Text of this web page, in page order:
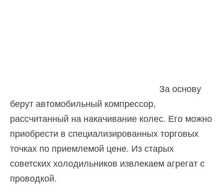
За основу
берут автомобильный компрессор,
рассчитанный на накачивание колес. Его можно
приобрести в специализированных торговых
точках по приемлемой цене. Из старых
советских холодильников извлекаем агрегат с
проводкой.